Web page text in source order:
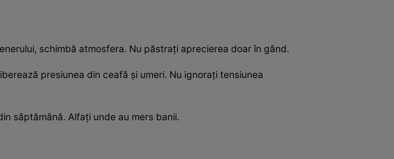
schimbă atmosfera. Nu păstrați aprecierea doar în gând.
presiunea din ceafă și umeri. Nu ignorați tensiunea
săptămână. Alfați unde au mers banii.